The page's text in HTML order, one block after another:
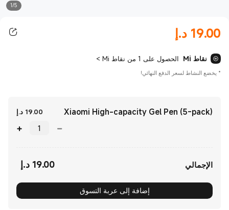
1/5
19.00 د.إ
Current Price د.إ19.00
نقاط Mi الحصول على 1 من نقاط Mi >
* يخضع النشاط لسعر الدفع النهائي!
Xiaomi High-capacity Gel Pen (5-pack)
19.00 د.إ
الإجمالي 19.00 د.إ
إضافة إلى عربة التسوق